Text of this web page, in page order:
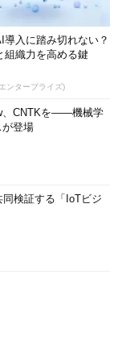
導入に踏み切れない？
織力を高める鍵
ンタープライズ)
、CNTKを――機械学
が登場
検証する「IoTビジ